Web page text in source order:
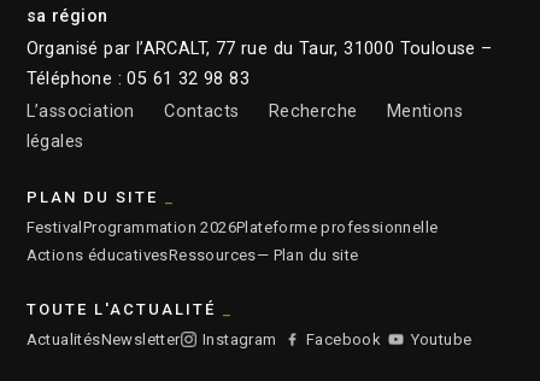
sa région
Organisé par l’ARCALT, 77 rue du Taur, 31000 Toulouse –
Téléphone : 05 61 32 98 83
L’association
Contacts Recherche
Mentions
légales
PLAN DU SITE
FestivalProgrammation 2026Plateforme professionnelle
Actions éducativesRessources— Plan du site
TOUTE L'ACTUALITÉ
ActualitésNewsletter Instagram Facebook Youtube